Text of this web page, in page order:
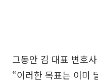
그동안 김 대표 변호
“이러한 목표는 이미